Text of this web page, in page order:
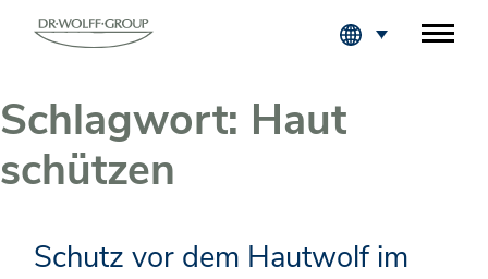
Schlagwort: Haut
schützen
Schutz vor dem Hautwolf im